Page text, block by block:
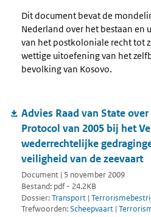
Dit document bevat de
Nederland over het bestaan en
van het postkoloniale recht tot
wettige uitoefening van het
bevolking van Kosovo.
Advies Raad van State
Protocol van 2005 bij het
wederrechtelijke
veiligheid van de zeevaart
Document | 5 november 2009
Bestand: pdf - 24.2KB
Dossier:Transport |
Trefwoorden:Scheepvaart |